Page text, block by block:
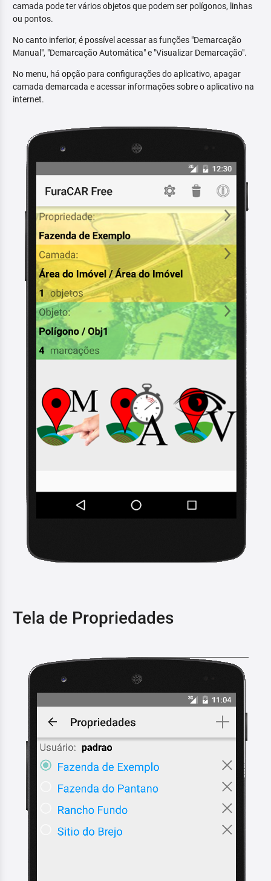
camada pode ter vários objetos que podem ser polígonos, linhas
ou pontos.
No canto inferior, é possível acessar as funções "Demarcação
Manual", "Demarcação Automática" e "Visualizar Demarcação".
No menu, há opção para configurações do aplicativo, apagar
camada demarcada e acessar informações sobre o aplicativo na
internet.
Tela de Propriedades